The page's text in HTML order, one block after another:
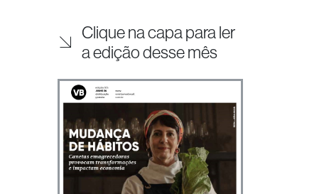
Clique na capa para ler
a edição desse mês